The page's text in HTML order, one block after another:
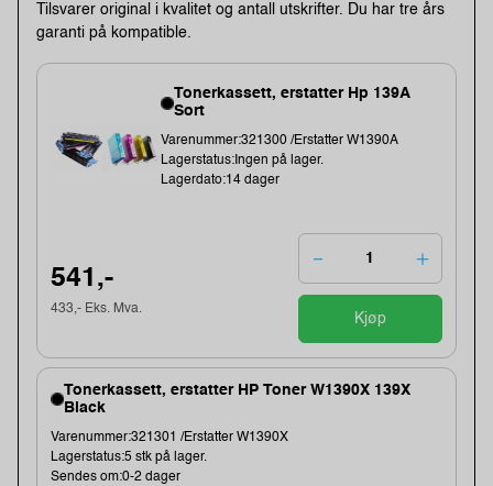
Tilsvarer original i kvalitet og antall utskrifter. Du har tre års
garanti på kompatible.
Tonerkassett, erstatter Hp 139A
Sort
Varenummer:321300 /Erstatter W1390A
Lagerstatus:Ingen på lager.
Lagerdato:14 dager
541,-
433,- Eks. Mva.
Kjøp
Tonerkassett, erstatter HP Toner W1390X 139X
Black
Varenummer:321301 /Erstatter W1390X
Lagerstatus:5 stk på lager.
Sendes om:0-2 dager